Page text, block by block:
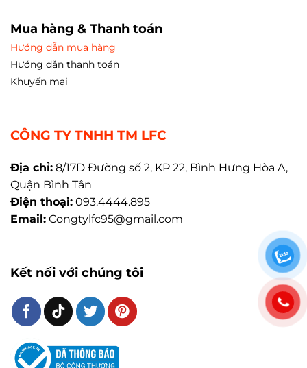
Mua hàng & Thanh toán
Hướng dẫn mua hàng
Hướng dẫn thanh toán
Khuyến mại
CÔNG TY TNHH TM LFC
Địa chỉ: 8/17D Đường số 2, KP 22, Bình Hưng Hòa A,
Quận Bình Tân
Điện thoại: 093.4444.895
Email: Congtylfc95@gmail.com
Kết nối với chúng tôi